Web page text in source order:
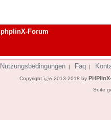
phplinX-Forum
Nutzungsbedingungen | Faq |
Copyright ï¿½ 2013-2018 by
Seite